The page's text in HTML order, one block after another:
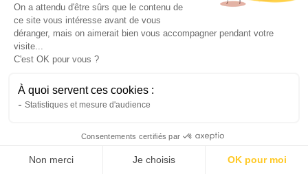
se retourner contre vous pour rembourser
toutes les indemnités versées aux victimes
d’un accident que vous avez occasionné. Il faut
savoir qu’en 2018, le FGAO a totalisé une
millions d’euros dont 19 millions d’euros de
dégâts matériels. En tant que non assuré, vous
remboursement des indemnités en cas
d’accident grave. Cette dette peut vous être
On a attendu d'être sûrs que le contenu de
ce site vous intéresse avant de vous
déranger, mais on aimerait bien vous accompagner pendant votre
visite...
C'est OK pour vous ?
À quoi servent ces cookies :
Statistiques et mesure d'audience
Consentements certifiés par
Non merci Je choisis OK pour moi